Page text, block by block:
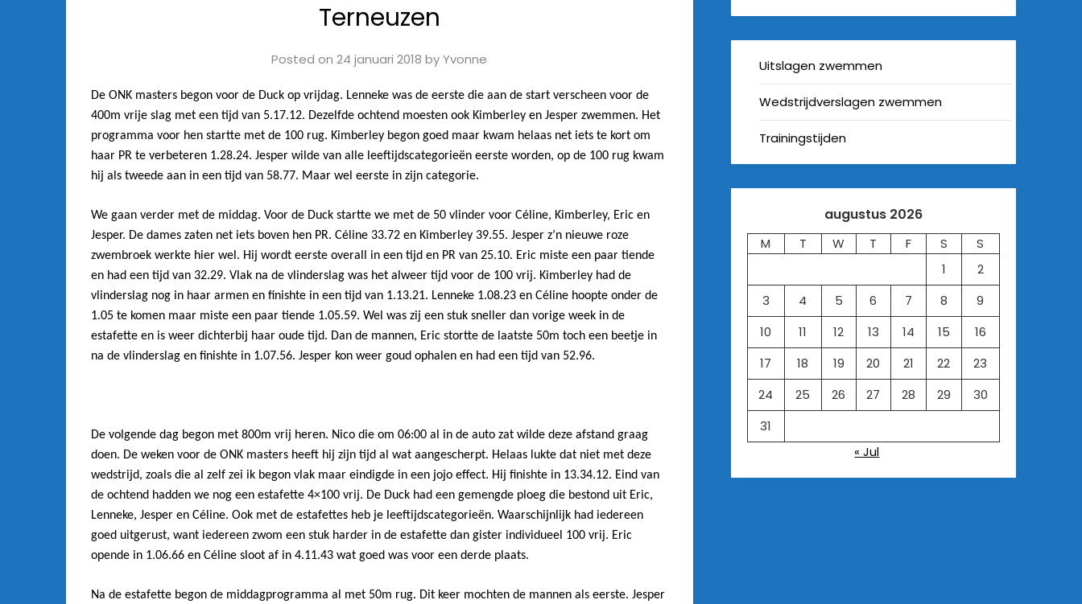
Terneuzen
Posted on24 januari 2018 byYvonne
De ONK masters begon voor de Duck op vrijdag. Lenneke was de eerste die aan de start verscheen voor de
400m vrije slag met een tijd van 5.17.12. Dezelfde ochtend moesten ook Kimberley en Jesper zwemmen. Het
programma voor hen startte met de 100 rug. Kimberley begon goed maar kwam helaas net iets te kort om
haar PR te verbeteren 1.28.24. Jesper wilde van alle leeftijdscategorieën eerste worden, op de 100 rug kwam
hij als tweede aan in een tijd van 58.77. Maar wel eerste in zijn categorie.
We gaan verder met de middag. Voor de Duck startte we met de 50 vlinder voor Céline, Kimberley, Eric en
Jesper. De dames zaten net iets boven hen PR. Céline 33.72 en Kimberley 39.55. Jesper z’n nieuwe roze
zwembroek werkte hier wel. Hij wordt eerste overall in een tijd en PR van 25.10. Eric miste een paar tiende
en had een tijd van 32.29. Vlak na de vlinderslag was het alweer tijd voor de 100 vrij. Kimberley had de
vlinderslag nog in haar armen en finishte in een tijd van 1.13.21. Lenneke 1.08.23 en Céline hoopte onder de
1.05 te komen maar miste een paar tiende 1.05.59. Wel was zij een stuk sneller dan vorige week in de
estafette en is weer dichterbij haar oude tijd. Dan de mannen, Eric stortte de laatste 50m toch een beetje in
na de vlinderslag en finishte in 1.07.56. Jesper kon weer goud ophalen en had een tijd van 52.96.
De volgende dag begon met 800m vrij heren. Nico die om 06:00 al in de auto zat wilde deze afstand graag
doen. De weken voor de ONK masters heeft hij zijn tijd al wat aangescherpt. Helaas lukte dat niet met deze
wedstrijd, zoals die al zelf zei ik begon vlak maar eindigde in een jojo effect. Hij finishte in 13.34.12. Eind van
de ochtend hadden we nog een estafette 4×100 vrij. De Duck had een gemengde ploeg die bestond uit Eric,
Lenneke, Jesper en Céline. Ook met de estafettes heb je leeftijdscategorieën. Waarschijnlijk had iedereen
goed uitgerust, want iedereen zwom een stuk harder in de estafette dan gister individueel 100 vrij. Eric
opende in 1.06.66 en Céline sloot af in 4.11.43 wat goed was voor een derde plaats.
Na de estafette begon de middagprogramma al met 50m rug. Dit keer mochten de mannen als eerste. Jesper
Uitslagen zwemmen
Wedstrijdverslagen zwemmen
Trainingstijden
augustus 2026
M T W T F S
S
1
2
3
4 5 6 7 8
9
10
11 12 13 14 15
16
17
18 19 20 21 22
23
24
25 26 27 28 29
30
31
« Jul